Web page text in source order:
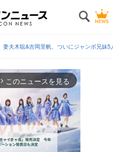
妻夫木聡&吉岡里帆、ついにジャンボ兄妹
arrow_forward_ios このニュースを見る